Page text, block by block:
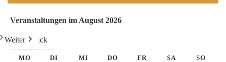
Veranstaltungen im August 2026
Zurück
Heute
Weiter
MO DI MI DO FR SA SO